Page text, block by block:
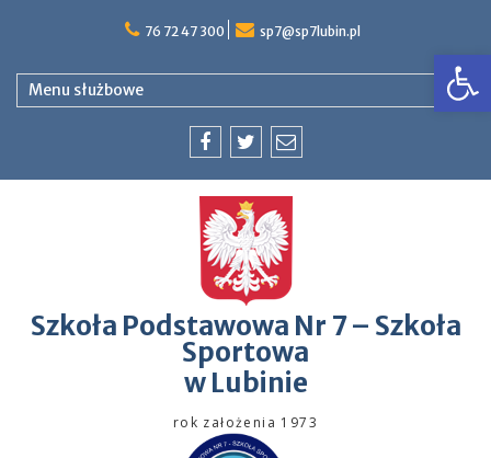
76 72 47 300 sp7@sp7lubin.pl
Menu służbowe
Szkoła Podstawowa Nr 7 – Szkoła
Sportowa
w Lubinie
rok założenia 1973